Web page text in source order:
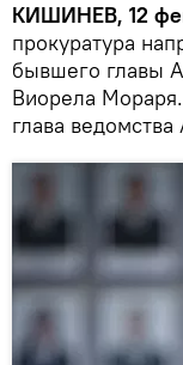
КИШИНЕВ, 12
прокуратура
бывшего главы
Виорела
глава